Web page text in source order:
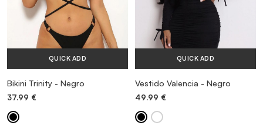
QUICK ADD
Bikini Trinity - Negro
37.99 €
QUICK ADD
Vestido Valencia - Negro
49.99 €